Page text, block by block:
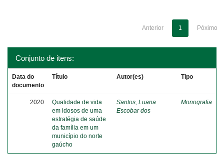
Anterior 1 Póximo
Conjunto de itens:
Data do
documento
Título Autor(es) Tipo
2020
Qualidade de vida
em idosos de uma
estratégia de saúde
da família em um
município do norte
gaúcho
Santos, Luana
Escobar dos
Monografia